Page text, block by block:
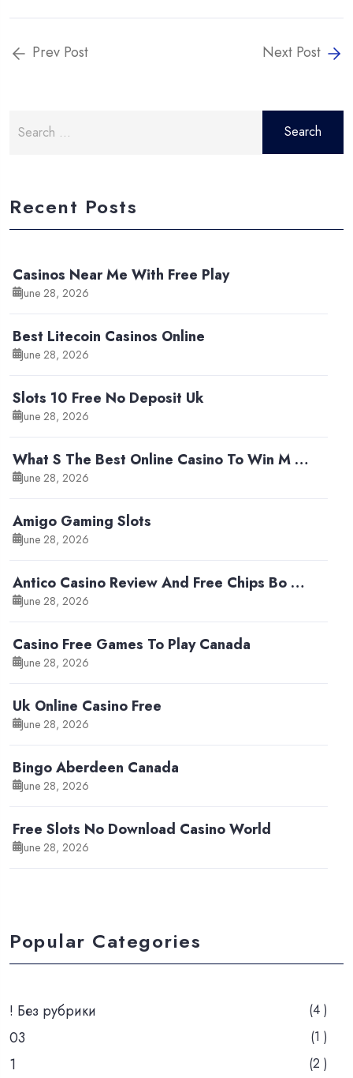
Prev Post Next Post
for:
Recent Posts
Casinos Near Me With Free Play
June 28, 2026
Best Litecoin Casinos Online
June 28, 2026
Slots 10 Free No Deposit Uk
June 28, 2026
What S The Best Online Casino To Win M …
June 28, 2026
Amigo Gaming Slots
June 28, 2026
Antico Casino Review And Free Chips Bo …
June 28, 2026
Casino Free Games To Play Canada
June 28, 2026
Uk Online Casino Free
June 28, 2026
Bingo Aberdeen Canada
June 28, 2026
Free Slots No Download Casino World
June 28, 2026
Popular Categories
! Без рубрики (4 )
03 (1 )
1 (2 )